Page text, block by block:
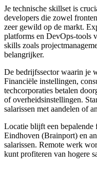
Je technische skillset is
developers die zowel
zeer gewild op de markt.
platforms en DevOps-tools
skills zoals
belangrijker.
De bedrijfssector waarin je
Financiële instellingen,
techcorporaties betalen
of overheidsinstellingen.
salarissen met aandelen of
Locatie blijft een bepalende
Eindhoven (Brainport) en
salarissen. Remote werk
kunt profiteren van hogere